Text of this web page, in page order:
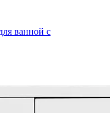
ванной с